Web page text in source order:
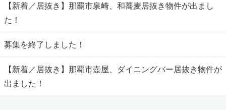
【新着／居抜き】那覇市泉崎、和蕎麦居抜き物件が出まし
た！
募集を終了しました！
【新着／居抜き】那覇市壺屋、ダイニングバー居抜き物件が
出ました！